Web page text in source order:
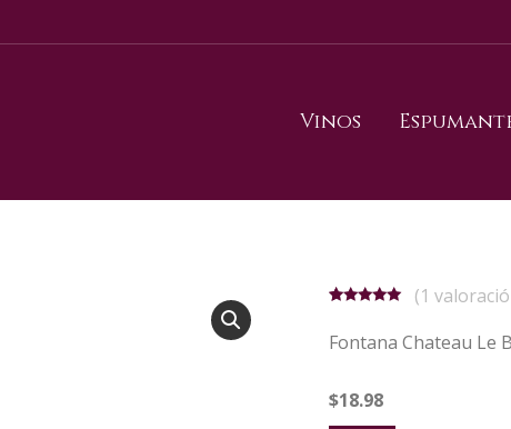
Vinos
Fontana Chateau Le
$18.98
5 basado
de cliente
(1